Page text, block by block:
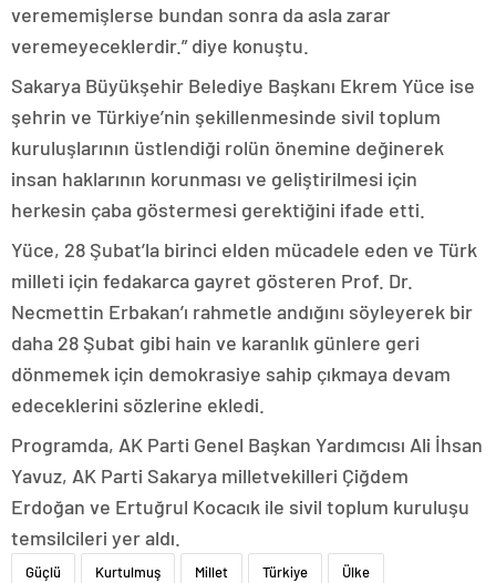
verememişlerse bundan sonra da asla zarar
veremeyeceklerdir.” diye konuştu.
Sakarya Büyükşehir Belediye Başkanı Ekrem Yüce ise
şehrin ve Türkiye’nin şekillenmesinde sivil toplum
kuruluşlarının üstlendiği rolün önemine değinerek
insan haklarının korunması ve geliştirilmesi için
herkesin çaba göstermesi gerektiğini ifade etti.
Yüce, 28 Şubat’la birinci elden mücadele eden ve Türk
milleti için fedakarca gayret gösteren Prof. Dr.
Necmettin Erbakan’ı rahmetle andığını söyleyerek bir
daha 28 Şubat gibi hain ve karanlık günlere geri
dönmemek için demokrasiye sahip çıkmaya devam
edeceklerini sözlerine ekledi.
Programda, AK Parti Genel Başkan Yardımcısı Ali İhsan
Yavuz, AK Parti Sakarya milletvekilleri Çiğdem
Erdoğan ve Ertuğrul Kocacık ile sivil toplum kuruluşu
temsilcileri yer aldı.
Güçlü Kurtulmuş Millet Türkiye Ülke